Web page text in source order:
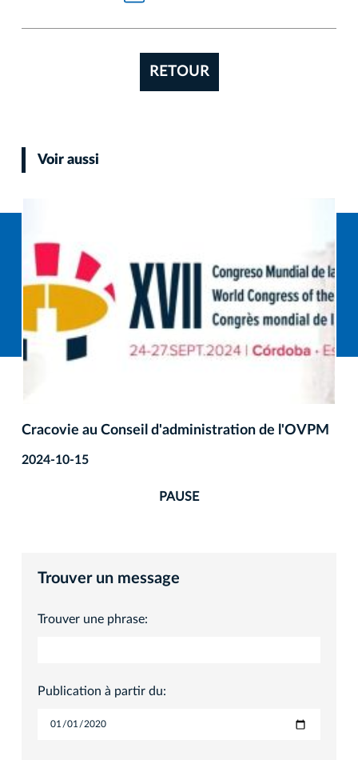
RETOUR
Voir aussi
Cracovie au Conseil d'administration de l'OVPM
2024-10-15
PAUSE
Trouver un message
Trouver une phrase:
Publication à partir du: